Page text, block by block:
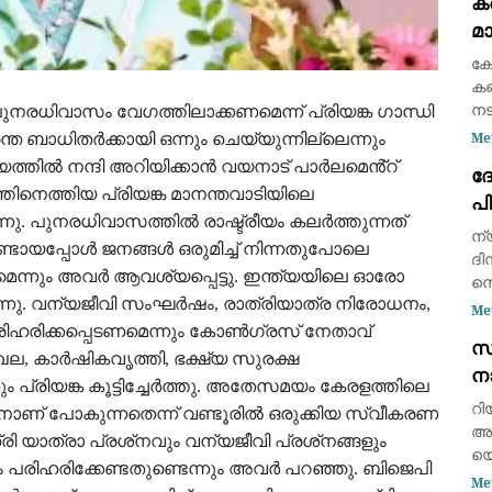
വേഗത്തിലാക്കണമെന്ന് പ്രിയങ്ക ഗാന്ധി
ബാധിതർക്കായി ഒന്നും ചെയ്യുന്നില്ലെന്നും
നന്ദി അറിയിക്കാൻ വയനാട് പാർലമെൻ്റ്
പ്രിയങ്ക മാനന്തവാടിയിലെ
പുനരധിവാസത്തിൽ രാഷ്ട്രീയം കലർത്തുന്നത്
ജനങ്ങൾ ഒരുമിച്ച് നിന്നതുപോലെ
അവർ ആവശ്യപ്പെട്ടു. ഇന്ത്യയിലെ ഓരോ
സംഘർഷം, രാത്രിയാത്ര നിരോധനം,
കോൺഗ്രസ് നേതാവ്
കാർഷികവൃത്തി, ഭക്ഷ്യ സുരക്ഷ
കൂട്ടിച്ചേർത്തു. അതേസമയം കേരളത്തിലെ
പോകുന്നതെന്ന് വണ്ടൂരിൽ ഒരുക്കിയ സ്വീകരണ
യാത്രാ പ്രശ്‌നവും വന്യജീവി പ്രശ്‌നങ്ങളും
അവർ പറഞ്ഞു. ബിജെപി